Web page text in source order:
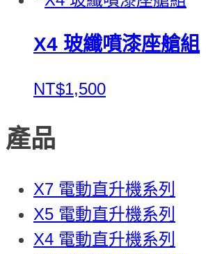
X4 玻纖噴漆座艙組
NT$1,500
產品
X7 電動直升機系列
X5 電動直升機系列
X4 電動直升機系列